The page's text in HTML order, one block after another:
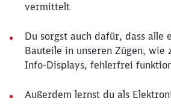
vermittelt
Du sorgst auch dafür, dass alle
Bauteile in unseren Zügen, wie
Info-Displays, fehlerfrei
Außerdem lernst du als